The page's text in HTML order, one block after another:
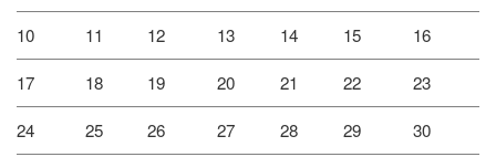
10 11 12 13 14 15 16
17 18 19 20 21 22 23
24 25 26 27 28 29 30